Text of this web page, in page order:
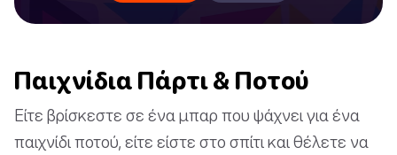
Παιχνίδια Πάρτι & Ποτού
Είτε βρίσκεστε σε ένα μπαρ που ψάχνει για ένα
παιχνίδι ποτού, είτε είστε στο σπίτι και θέλετε να